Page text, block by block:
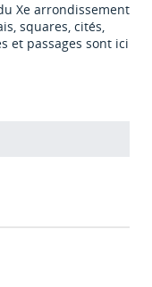
Xe arrondissement
squares, cités,
et passages sont ici